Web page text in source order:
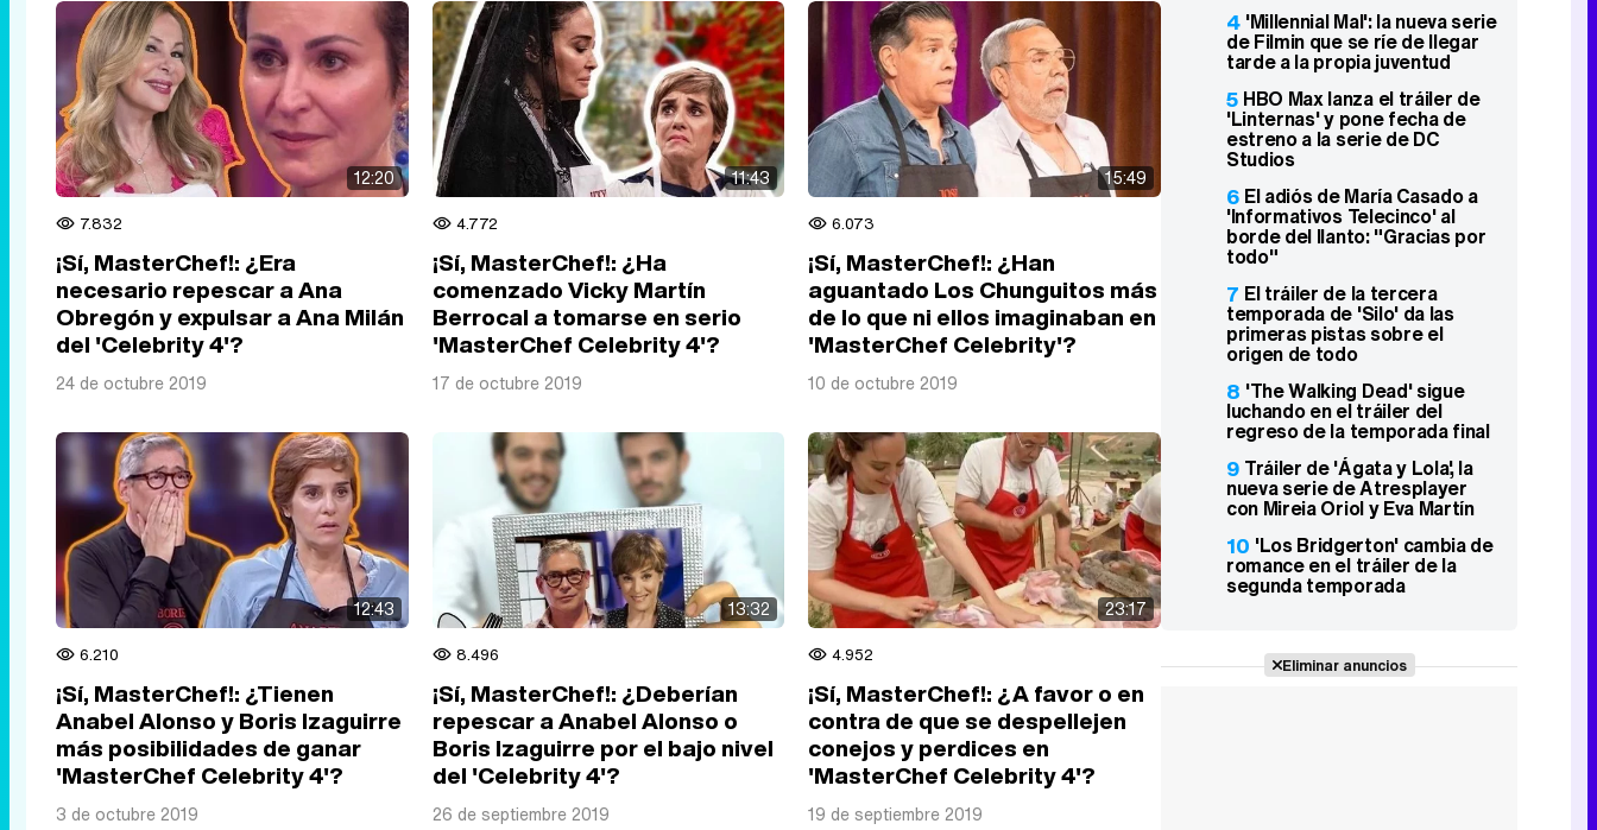
12:20
7.832
¡Sí, MasterChef!: ¿Era
necesario repescar a Ana
Obregón y expulsar a Ana Milán
del 'Celebrity 4'?
24 de octubre 2019
11:43
4.772
¡Sí, MasterChef!: ¿Ha
comenzado Vicky Martín
Berrocal a tomarse en serio
'MasterChef Celebrity 4'?
17 de octubre 2019
15:49
6.073
¡Sí, MasterChef!: ¿Han
aguantado Los Chunguitos más
de lo que ni ellos imaginaban en
'MasterChef Celebrity'?
10 de octubre 2019
12:43
6.210
¡Sí, MasterChef!: ¿Tienen
Anabel Alonso y Boris Izaguirre
más posibilidades de ganar
'MasterChef Celebrity 4'?
3 de octubre 2019
13:32
8.496
¡Sí, MasterChef!: ¿Deberían
repescar a Anabel Alonso o
Boris Izaguirre por el bajo nivel
del 'Celebrity 4'?
26 de septiembre 2019
23:17
4.952
¡Sí, MasterChef!: ¿A favor o en
contra de que se despellejen
conejos y perdices en
'MasterChef Celebrity 4'?
19 de septiembre 2019
4 'Millennial Mal': la nueva serie
de Filmin que se ríe de llegar
tarde a la propia juventud
5 HBO Max lanza el tráiler de
'Linternas' y pone fecha de
estreno a la serie de DC
Studios
6 El adiós de María Casado a
'Informativos Telecinco' al
borde del llanto: "Gracias por
todo"
7 El tráiler de la tercera
temporada de 'Silo' da las
primeras pistas sobre el
origen de todo
8 'The Walking Dead' sigue
luchando en el tráiler del
regreso de la temporada final
9 Tráiler de 'Ágata y Lola', la
nueva serie de Atresplayer
con Mireia Oriol y Eva Martín
10 'Los Bridgerton' cambia de
romance en el tráiler de la
segunda temporada
Eliminar anuncios